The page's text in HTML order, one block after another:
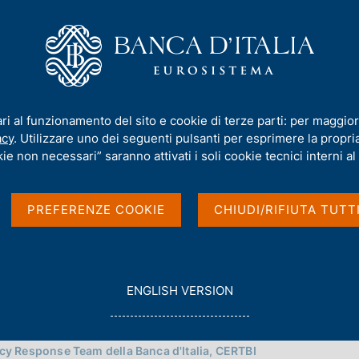
Compiti Servizi al cittadino
della Banca d'Italia
Response Team della Banca d'Italia, CERTBI
al funzionamento del sito e cookie di terze parti: per
. Utilizzare uno dei seguenti pulsanti per esprimere la
non necessari” saranno attivati i soli cookie tecnici interni al
PREFERENZE COOKIE CHIUDI/RIFIUTA
G
O
ENGLISH VERSION